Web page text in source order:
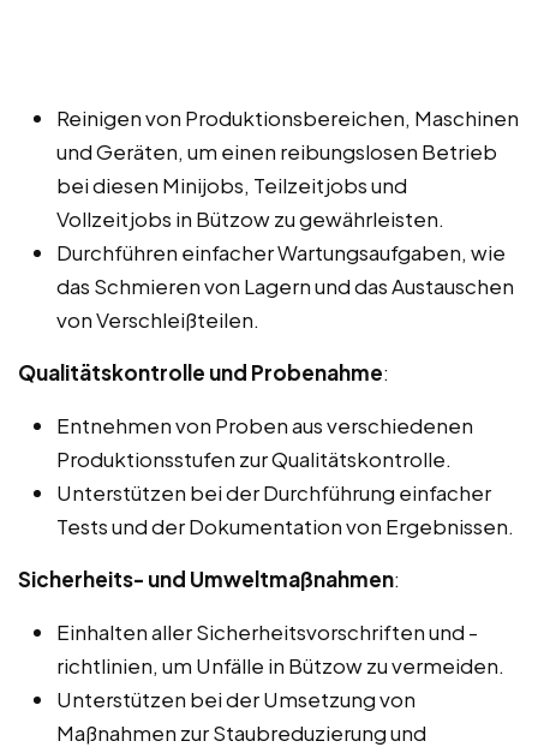
Reinigen von Produktionsbereichen, Maschinen
und Geräten, um einen reibungslosen Betrieb
bei diesen Minijobs, Teilzeitjobs und
Vollzeitjobs in Bützow zu gewährleisten.
Durchführen einfacher Wartungsaufgaben, wie
das Schmieren von Lagern und das Austauschen
von Verschleißteilen.
Qualitätskontrolle und Probenahme:
Entnehmen von Proben aus verschiedenen
Produktionsstufen zur Qualitätskontrolle.
Unterstützen bei der Durchführung einfacher
Tests und der Dokumentation von Ergebnissen.
Sicherheits- und Umweltmaßnahmen:
Einhalten aller Sicherheitsvorschriften und -
richtlinien, um Unfälle in Bützow zu vermeiden.
Unterstützen bei der Umsetzung von
Maßnahmen zur Staubreduzierung und